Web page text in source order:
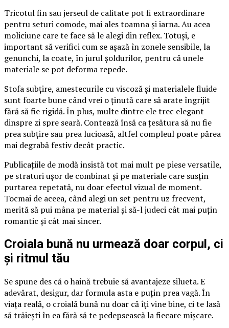
Tricotul fin sau jerseul de calitate pot fi extraordinare
pentru seturi comode, mai ales toamna și iarna. Au acea
moliciune care te face să le alegi din reflex. Totuși, e
important să verifici cum se așază în zonele sensibile, la
genunchi, la coate, în jurul șoldurilor, pentru că unele
materiale se pot deforma repede.
Stofa subțire, amestecurile cu viscoză și materialele fluide
sunt foarte bune când vrei o ținută care să arate îngrijit
fără să fie rigidă. În plus, multe dintre ele trec elegant
dinspre zi spre seară. Contează însă ca țesătura să nu fie
prea subțire sau prea lucioasă, altfel compleul poate părea
mai degrabă festiv decât practic.
Publicațiile de modă insistă tot mai mult pe piese versatile,
pe straturi ușor de combinat și pe materiale care susțin
purtarea repetată, nu doar efectul vizual de moment.
Tocmai de aceea, când alegi un set pentru uz frecvent,
merită să pui mâna pe material și să-l judeci cât mai puțin
romantic și cât mai sincer.
Croiala bună nu urmează doar corpul, ci
și ritmul tău
Se spune des că o haină trebuie să avantajeze silueta. E
adevărat, desigur, dar formula asta e puțin prea vagă. În
viața reală, o croială bună nu doar că îți vine bine, ci te lasă
să trăiești în ea fără să te pedepsească la fiecare mișcare.